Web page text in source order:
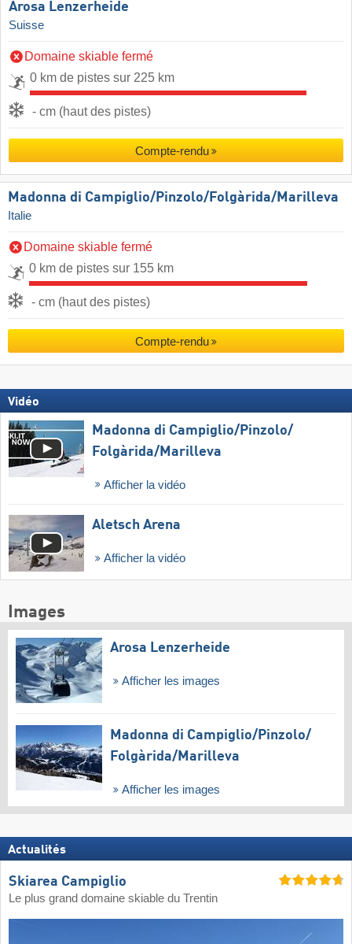
Arosa Lenzerheide
Suisse
Domaine skiable fermé
0 km de pistes sur 225 km
- cm (haut des pistes)
Compte-rendu
Madonna di Campiglio/​Pinzolo/​Folgàrida/​Marilleva
Italie
Domaine skiable fermé
0 km de pistes sur 155 km
- cm (haut des pistes)
Compte-rendu
Vidéo
Madonna di Campiglio/​Pinzolo/​
Folgàrida/​Marilleva
Afficher la vidéo
Aletsch Arena
Afficher la vidéo
Images
Arosa Lenzerheide
Afficher les images
Madonna di Campiglio/​Pinzolo/​
Folgàrida/​Marilleva
Afficher les images
Actualités
Skiarea Campiglio
Le plus grand domaine skiable du Trentin